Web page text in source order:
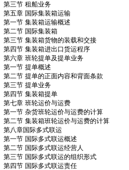
第三节 租船业务
第五章 国际集装箱运输
第一节 集装箱运输概述
第二节 国际集装箱
第三节 集装箱货物的装载和交接
第四节 集装箱进出口货运程序
第六章 班轮提单及提单业务
第一节 提单概述
第二节 提单的正面内容和背面条款
第三节 提单业务
第四节 集装箱提单
第七章 班轮运价与运费
第一节 杂货班轮运价与运费的计算
第二节 集装箱班轮运价与运费的计算
第八章国际多式联运
第一节 国际多式联运概述
第二节 国际多式联运经营人
第三节 国际多式联运的组织形式
第四节 国际多式联运责任